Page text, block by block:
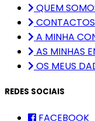
QUEM
CONTACTOS
A MINHA
AS MINHAS
OS MEUS
REDES SOCIAIS
FACEBOOK